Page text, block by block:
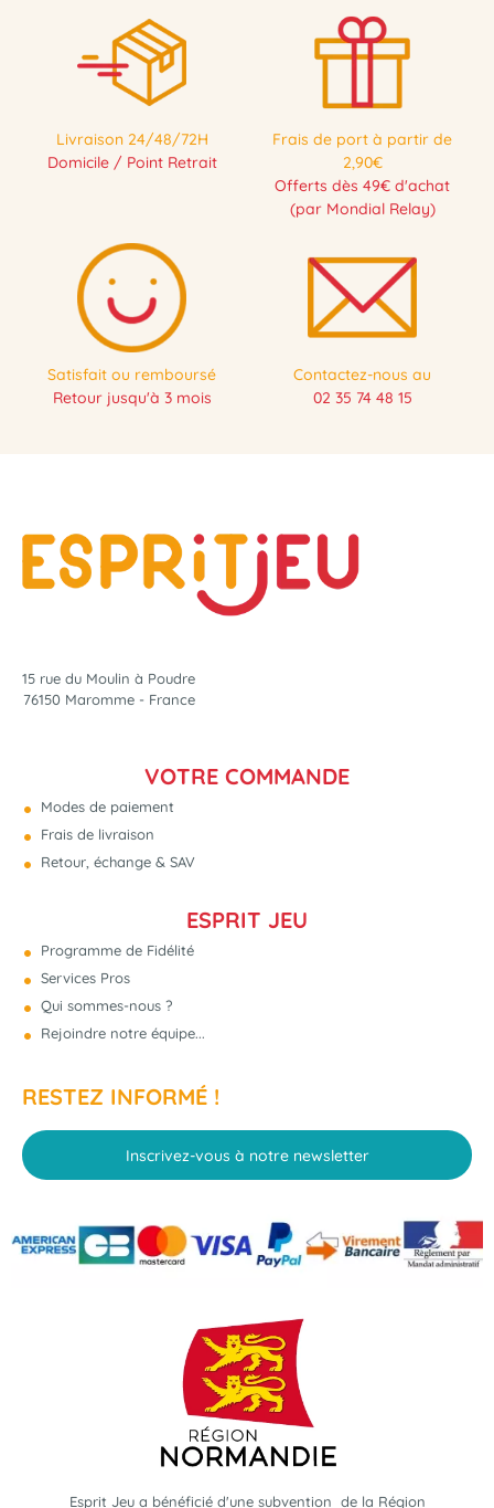
Livraison 24/48/72H
Domicile / Point Retrait
Frais de port à partir de
2,90€
Offerts dès 49€ d'achat
(par Mondial Relay)
Satisfait ou remboursé
Retour jusqu'à 3 mois
Contactez-nous au
02 35 74 48 15
15 rue du Moulin à Poudre
76150 Maromme - France
VOTRE COMMANDE
Modes de paiement
Frais de livraison
Retour, échange & SAV
ESPRIT JEU
Programme de Fidélité
Services Pros
Qui sommes-nous ?
Rejoindre notre équipe...
RESTEZ INFORMÉ !
Inscrivez-vous à notre newsletter
Esprit Jeu a bénéficié d'une subvention de la Région